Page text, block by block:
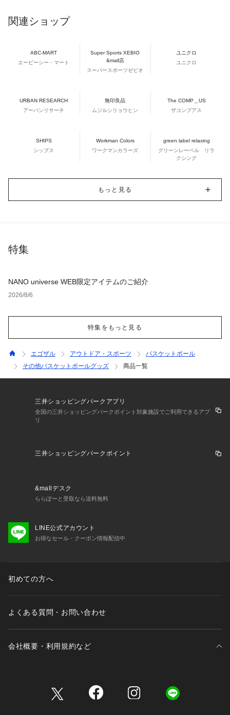
関連ショップ
ABC-MART
エービーシー・マート
Super Sports XEBIO
&mall店
スーパースポーツゼビオ
ユニクロ
ユニクロ
URBAN RESEARCH
アーバンリサーチ
無印良品
ムジルシリョウヒン
The COMP＿US
ザコンプアス
SHIPS
シップス
Workman Colors
ワークマンカラーズ
green label relaxing
グリーンレーベル リラ
クシング
もっと見る
特集
NANO universe WEB限定アイテムのご紹介
2026/8/6
特集をもっと見る
エゴザル アウトドア・スポーツ
バスケットボール
その他バスケットボールグッズ
商品一覧
三井ショッピングパークアプリ
全国の三井ショッピングパークポイント対象施設でご利用できるアプ
リ
三井ショッピングパークポイント
&mallデスク
ららぽーと受取なら送料無料
LINE公式アカウント
お得なセール・クーポン情報配信中
初めての方へ
よくある質問・お問い合わせ
会社概要・利用規約など